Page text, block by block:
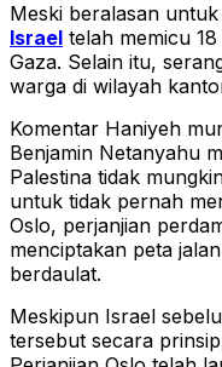
Meski beralasan
Israel telah memicu
Gaza. Selain itu,
warga di wilayah
Komentar Haniyeh
Benjamin Netanyahu
Palestina tidak
untuk tidak pernah
Oslo, perjanjian
menciptakan peta
berdaulat.
Meskipun Israel
tersebut secara